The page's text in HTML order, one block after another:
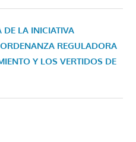
DE LA INICIATIVA
REGULADORA
Y LOS VERTIDOS DE